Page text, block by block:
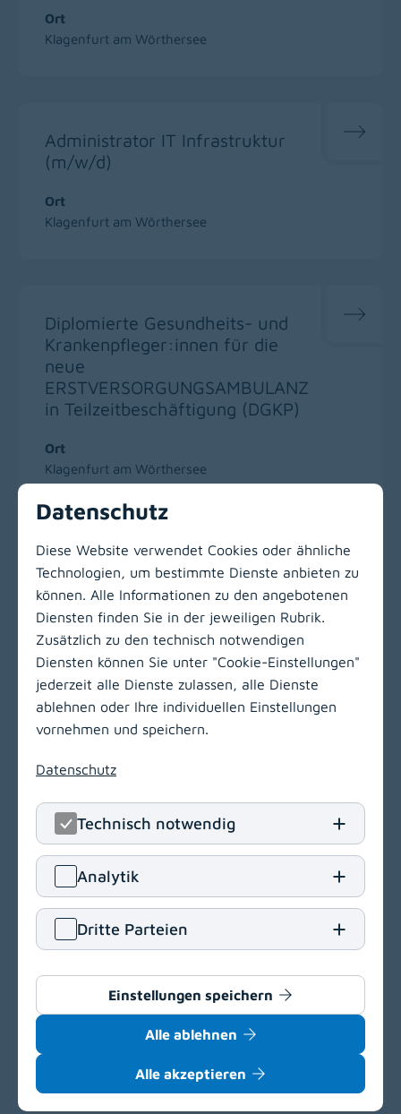
Ort
Klagenfurt am Wörthersee
Administrator IT Infrastruktur
(m/w/d)
Ort
Klagenfurt am Wörthersee
Diplomierte Gesundheits- und
Krankenpfleger:innen für die
neue
ERSTVERSORGUNGSAMBULANZ
in Teilzeitbeschäftigung (DGKP)
Ort
Klagenfurt am Wörthersee
Zur Hauptnavigation
LinkedIn
(opens in
KABEG Management
Kraßniggstraße 15
9020 Klagenfurt am Wörthersee
T+43 463 55212
Eoffice[at]kabeg.at
Navigation
(opens in a new window)
Vergabeportal
(opens in a new window)
Einkaufsbedingungen
Barrierefreiheit
Datenschutz
Impressum
Cookie-Einstellungen
(opens in a new window)
Datenschutz
Diese Website verwendet Cookies oder ähnliche
Technologien, um bestimmte Dienste anbieten zu
können. Alle Informationen zu den angebotenen
Diensten finden Sie in der jeweiligen Rubrik.
Zusätzlich zu den technisch notwendigen
Diensten können Sie unter "Cookie-Einstellungen"
jederzeit alle Dienste zulassen, alle Dienste
ablehnen oder Ihre individuellen Einstellungen
vornehmen und speichern.
Datenschutz
Technisch notwendig
Analytik
Dritte Parteien
Einstellungen speichern
Alle ablehnen
Alle akzeptieren